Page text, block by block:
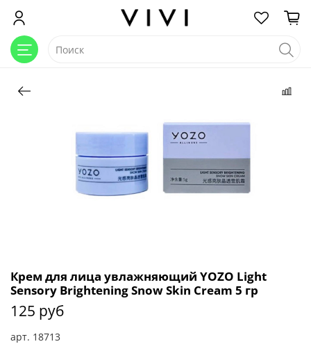
арт. 18713
Крем для лица увлажняющий YOZO Light
Sensory Brightening Snow Skin Cream 5 гр
125 руб